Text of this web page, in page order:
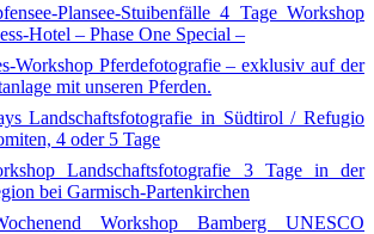
Plansee-Stuibenfälle 4 Tage Workshop
Hotel – Phase One Special –
Workshop Pferdefotografie – exklusiv auf der
mit unseren Pferden.
Landschaftsfotografie in Südtirol / Refugio
4 oder 5 Tage
Landschaftsfotografie 3 Tage in der
bei Garmisch-Partenkirchen
Workshop Bamberg UNESCO